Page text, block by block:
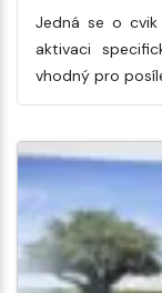
Jedná se o
aktivaci
vhodný pro